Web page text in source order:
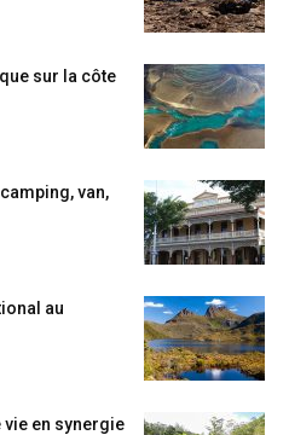
sur la côte
van,
au
vie en synergie